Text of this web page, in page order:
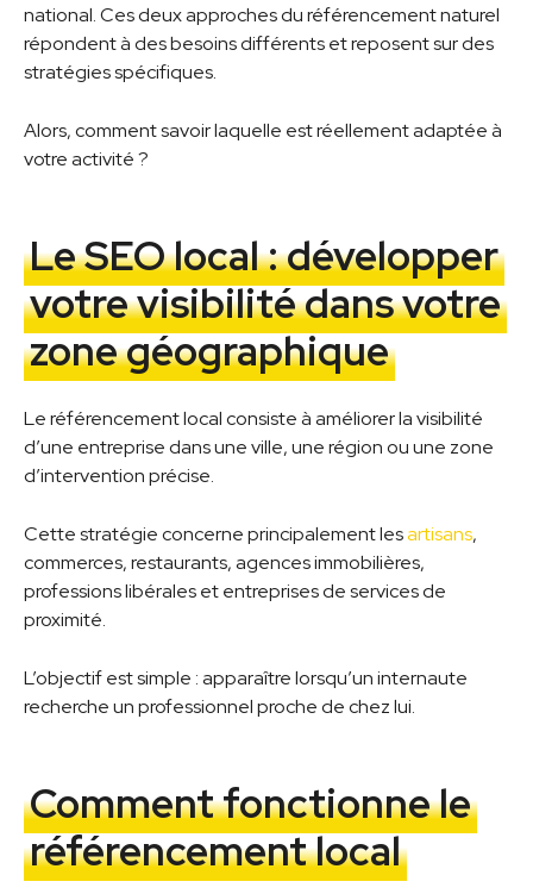
national. Ces deux approches du référencement naturel
répondent à des besoins différents et reposent sur des
stratégies spécifiques.
Alors, comment savoir laquelle est réellement adaptée à
votre activité ?
Le SEO local : développer
votre visibilité dans votre
zone géographique
Le référencement local consiste à améliorer la visibilité
d’une entreprise dans une ville, une région ou une zone
d’intervention précise.
Cette stratégie concerne principalement lesartisans,
commerces, restaurants, agences immobilières,
professions libérales et entreprises de services de
proximité.
L’objectif est simple : apparaître lorsqu’un internaute
recherche un professionnel proche de chez lui.
Comment fonctionne le
référencement local